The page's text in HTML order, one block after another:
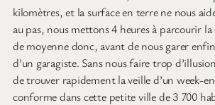
kilomètres, et la surface en terre ne nous
au pas, nous mettons 4 heures à parcourir
de moyenne donc, avant de nous garer
d’un garagiste. Sans nous faire trop
de trouver rapidement la veille d’un week-
conforme dans cette petite ville de 3 700